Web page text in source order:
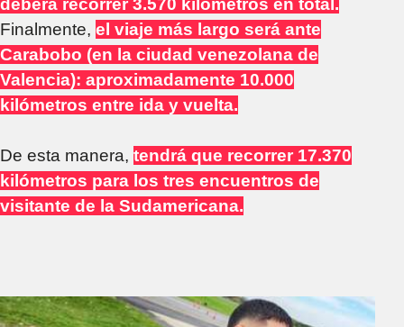
deberá recorrer 3.570 kilómetros en total.
Finalmente, el viaje más largo será ante
Carabobo (en la ciudad venezolana de
Valencia): aproximadamente 10.000
kilómetros entre ida y vuelta.
De esta manera, tendrá que recorrer 17.370
kilómetros para los tres encuentros de
visitante de la Sudamericana.